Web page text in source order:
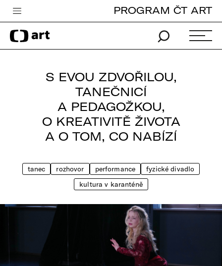
Česká televize
Zpravodajství
Vše o ČT
PROGRAM ČT ART
S EVOU ZDVOŘILOU,
TANEČNICÍ
A PEDAGOŽKOU,
O KREATIVITĚ ŽIVOTA
A O TOM, CO NABÍZÍ
tanec rozhovor performance
fyzické divadlo
kultura v karanténě